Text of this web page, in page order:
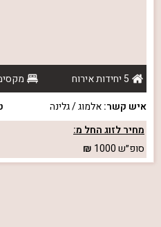
5 יחידות אירוח
איש קשר:אלמוג / גלינה
מחיר לזוג החל מ:
סופ״ש1000